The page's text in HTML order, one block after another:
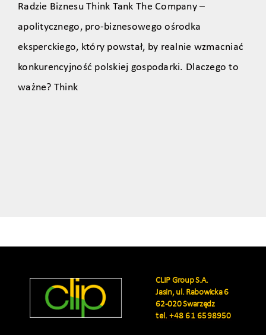
Radzie Biznesu Think Tank The Company –
apolitycznego, pro‑biznesowego ośrodka
eksperckiego, który powstał, by realnie wzmacniać
konkurencyjność polskiej gospodarki. Dlaczego to
ważne? Think
CLIP Group S.A.
Jasin, ul. Rabowicka 6
62-020 Swarzędz
tel.+48 61 6598950